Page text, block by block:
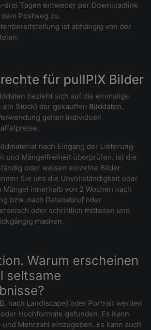
drei Tagen entweder per Downloadlink
Postweg zu.
ist abhängig von der
für pullPIX Bilder
bezieht sich auf die einmalige
ein Stück) der gekauften Bilddaten.
gelten individuell
nach Eingang der Lieferung
und Mängelfreiheit überprüfen. Ist die
oder weisen einzelne Bilder
Sie uns die Unvollständigkeit oder
innerhalb von 2 Wochen nach
bzw. nach Datenabruf oder
oder schriftlich mitteilen und
machen.
Warum erscheinen
seltsame
nach Land(scape) oder Portrait werden
Hochformate gefunden. Es Kann
Mehrzahl einzugeben. Es kann auch